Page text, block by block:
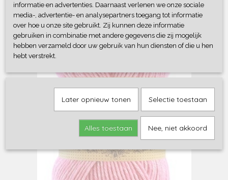
informatie en advertenties. Daarnaast verlenen we onze sociale
media-, advertentie- en analysepartners toegang tot informatie
over hoe u onze site gebruikt. Zij kunnen deze informatie
gebruiken in combinatie met andere gegevens die zij mogelijk
hebben verzameld door uw gebruik van hun diensten of die u hen
hebt verstrekt.
Later opnieuw tonen Selectie toestaan
Alles toestaan Nee, niet akkoord